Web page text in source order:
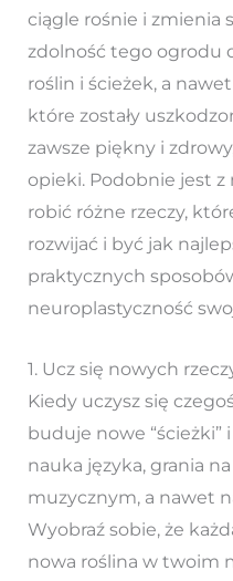
ciągle rośnie i zmienia
zdolność tego ogrodu
roślin i ścieżek, a
które zostały
zawsze piękny i
opieki. Podobnie jest
robić różne rzeczy,
rozwijać i być jak
praktycznych
neuroplastyczność
1. Ucz się nowych
Kiedy uczysz się
buduje nowe “ścieżki”
nauka języka, grania
muzycznym, a nawet
Wyobraź sobie, że
nowa roślina w twoim